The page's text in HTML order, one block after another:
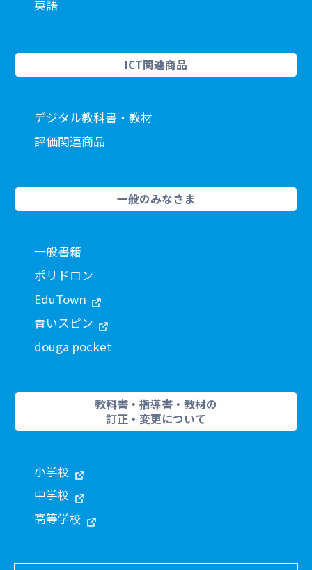
英語
ICT関連商品
デジタル教科書・教材
評価関連商品
一般のみなさま
一般書籍
ポリドロン
EduTown
青いスピン
douga pocket
教科書・指導書・教材の
訂正・変更について
小学校
中学校
高等学校